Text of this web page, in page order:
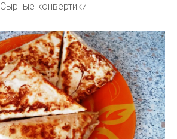
Сырные конвертики